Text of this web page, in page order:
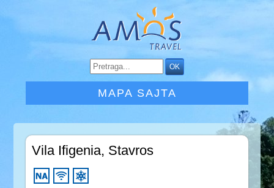
MAPA SAJTA
Vila Ifigenia, Stavros